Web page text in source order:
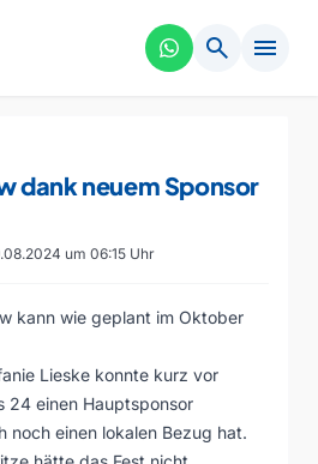
search menu
dank neuem Sponsor
um 06:15 Uhr
kann wie geplant im Oktober
Lieske konnte kurz vor
24 einen Hauptsponsor
noch einen lokalen Bezug hat.